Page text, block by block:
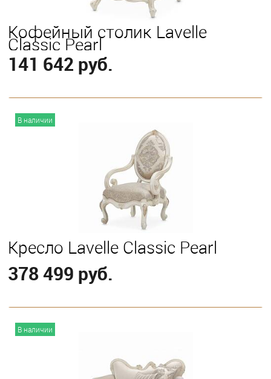
Кофейный столик Lavelle
Classic Pearl
141 642 руб.
В наличии
Кресло Lavelle Classic Pearl
378 499 руб.
В наличии